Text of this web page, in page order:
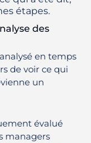
étapes.
des
en temps
de voir ce qui
un
évalué
managers